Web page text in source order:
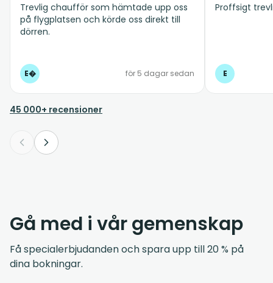
Trevlig chaufför som hämtade upp oss
på flygplatsen och körde oss direkt till
dörren.
E� för 5 dagar sedan
Proffsigt
E
45 000+ recensioner
Gå med i vår gemenskap
Få specialerbjudanden och spara upp till 20 % på
dina bokningar.